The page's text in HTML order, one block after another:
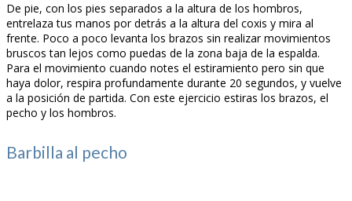
De pie, con los pies separados a la altura de los hombros,
entrelaza tus manos por detrás a la altura del coxis y mira al
frente. Poco a poco levanta los brazos sin realizar movimientos
bruscos tan lejos como puedas de la zona baja de la espalda.
Para el movimiento cuando notes el estiramiento pero sin que
haya dolor, respira profundamente durante 20 segundos, y vuelve
a la posición de partida. Con este ejercicio estiras los brazos, el
pecho y los hombros.
Barbilla al pecho